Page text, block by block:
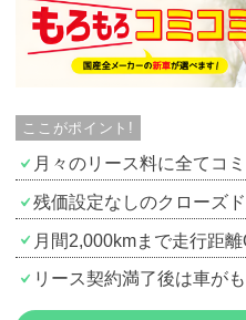
お役立ち記事
ここがポイント!
月々のリース料に全てコミ
残価設定なしのクローズ
月間2,000kmまで走行距離
リース契約満了後は車が